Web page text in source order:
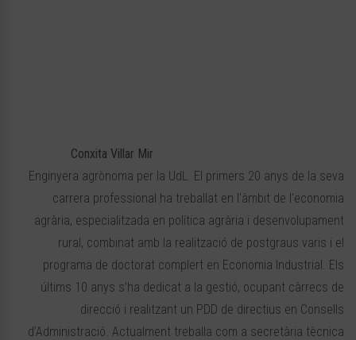
Conxita Villar Mir
Enginyera agrònoma per la UdL. El primers 20 anys de la seva
carrera professional ha treballat en l’àmbit de l’economia
agrària, especialitzada en política agrària i desenvolupament
rural, combinat amb la realització de postgraus varis i el
programa de doctorat complert en Economia Industrial. Els
últims 10 anys s’ha dedicat a la gestió, ocupant càrrecs de
direcció i realitzant un PDD de directius en Consells
d’Administració. Actualment treballa com a secretària tècnica